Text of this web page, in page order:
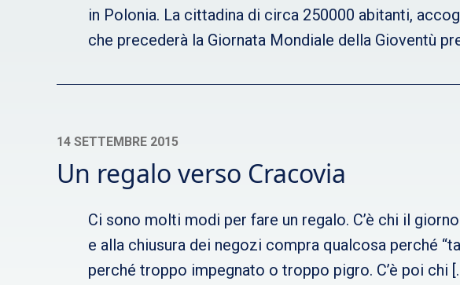
in Polonia. La cittadina di circa 250000 abitanti,
che precederà la Giornata Mondiale della Gioventù
14 SETTEMBRE 2015
Un regalo verso Cracovia
Ci sono molti modi per fare un regalo. C’è chi il
e alla chiusura dei negozi compra qualcosa perché
perché troppo impegnato o troppo pigro. C’è poi chi